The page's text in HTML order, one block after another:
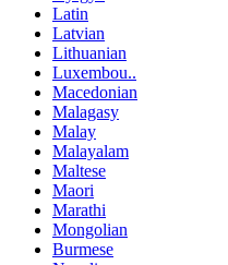
Latin
Latvian
Lithuanian
Luxembou..
Macedonian
Malagasy
Malay
Malayalam
Maltese
Maori
Marathi
Mongolian
Burmese